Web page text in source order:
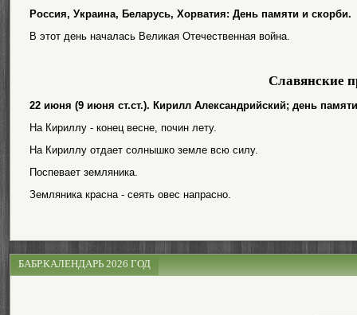
Россия, Украина, Беларусь, Хорватия: День памяти и скорби.
В этот день началась Великая Отечественная война.
Славянские
22 июня (9 июня ст.ст.). Кирилл Александрийский; день
На Кириллу - конец весне, почин лету.
На Кириллу отдает солнышко земле всю силу.
Поспевает земляника.
Земляника красна - сеять овес напрасно.
БАБР.КАЛЕНДАРЬ 2026 ГОД